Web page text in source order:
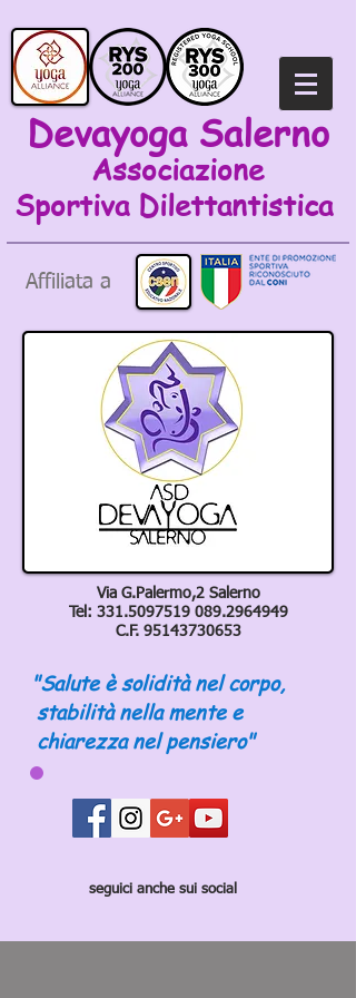
Devayoga Salerno
Associazione
Sportiva Dilettantistica
Affiliata a
Via G.Palermo,2 Salerno
Tel: 331.5097519 089.2964949
C.F. 95143730653
"Salute è solidità nel corpo,
stabilità nella mente e
chiarezza nel pensiero"
seguici anche sui social